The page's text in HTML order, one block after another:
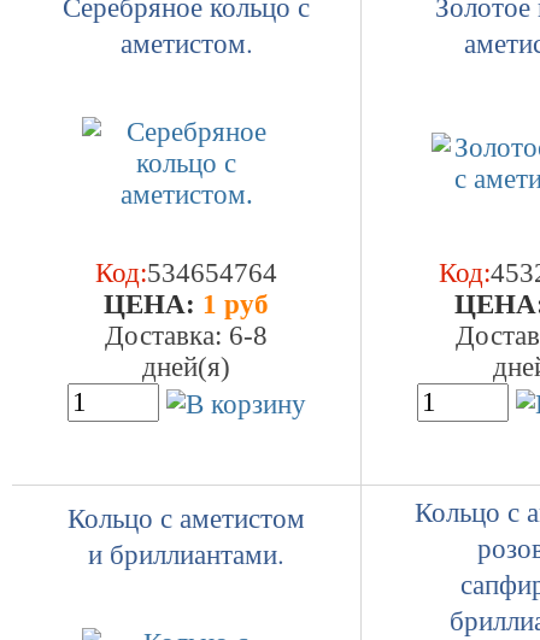
аметистом.
Код:534654764
ЦEHA: 1 руб
Доставка: 6-8
дней(я)
Код:
Кольцо с аметистом
и бриллиантами.
Кольцо с